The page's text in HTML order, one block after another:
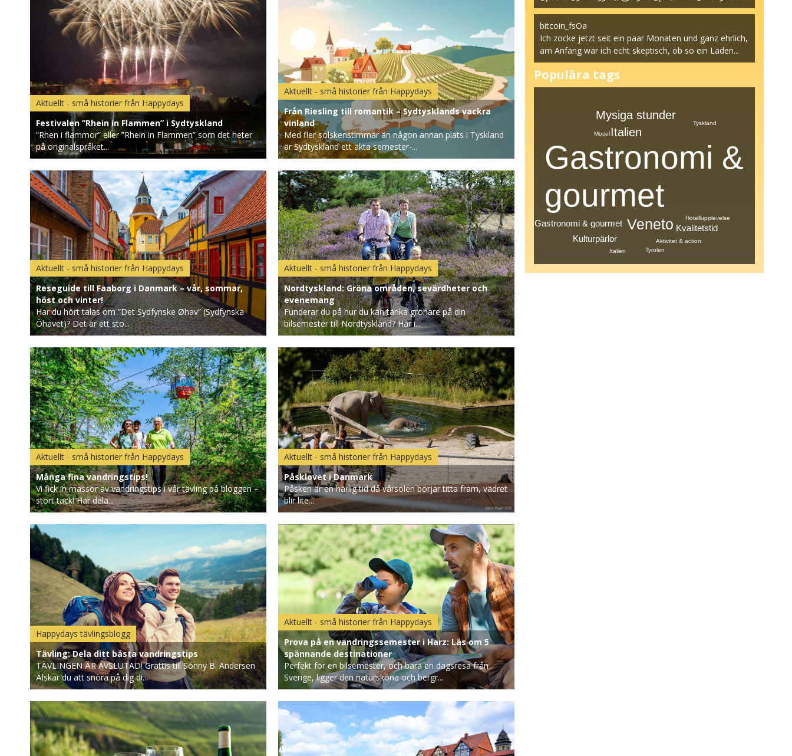
Aktuellt - små historier från Happydays
Festivalen ”Rhein in Flammen” i Sydtyskland
”Rhen i flammor” eller ”Rhein in Flammen” som det heter
på originalspråket...
Aktuellt - små historier från Happydays
Från Riesling till romantik – Sydtysklands vackra
vinland
Med fler solskenstimmar än någon annan plats i Tyskland
är Sydtyskland ett äkta semester-...
Aktuellt - små historier från Happydays
Reseguide till Faaborg i Danmark – vår, sommar,
höst och vinter!
Har du hört talas om ”Det Sydfynske Øhav” (Sydfynska
Öhavet)? Det är ett sto...
Aktuellt - små historier från Happydays
Nordtyskland: Gröna områden, sevärdheter och
evenemang
Funderar du på hur du kan tänka grönare på din
bilsemester till Nordtyskland? Här i...
Aktuellt - små historier från Happydays
Många fina vandringstips!
Vi fick in massor av vandringstips i vår tävling på bloggen –
stort tack! Här dela...
Aktuellt - små historier från Happydays
Påsklovet i Danmark
Påsken är en härlig tid då vårsolen börjar titta fram, vädret
blir lite...
Happydays tävlingsblogg
Tävling: Dela ditt bästa vandringstips
TÄVLINGEN ÄR AVSLUTAD! Grattis till Sonny B. Andersen
Älskar du att snöra på dig di...
Aktuellt - små historier från Happydays
Prova på en vandringssemester i Harz: Läs om 5
spännande destinationer
Perfekt för en bilsemester, och bara en dagsresa från
Sverige, ligger den natursköna och bergr...
bitcoin_fsOa
Ich zocke jetzt seit ein paar Monaten und ganz ehrlich,
am Anfang war ich echt skeptisch, ob so ein Laden...
Populära tags
Gastronomi &
gourmet
Veneto
Italien
Mysiga stunder
Gastronomi & gourmet
Kvalitetstid
Kulturpärlor
Aktivitet & action
Hotellupplevelse
Tyskland
Italien Tyrolen
Mosel